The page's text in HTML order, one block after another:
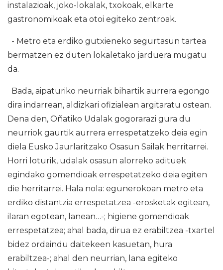
instalazioak, joko-lokalak, txokoak, elkarte
gastronomikoak eta otoi egiteko zentroak.
- Metro eta erdiko gutxieneko segurtasun tartea
bermatzen ez duten lokaletako jarduera mugatu
da.
Bada, aipaturiko neurriak bihartik aurrera egongo
dira indarrean, aldizkari ofizialean argitaratu ostean.
Dena den, Oñatiko Udalak gogorarazi gura du
neurriok gaurtik aurrera errespetatzeko deia egin
diela Eusko Jaurlaritzako Osasun Sailak herritarrei.
Horri loturik, udalak osasun alorreko adituek
egindako gomendioak errespetatzeko deia egiten
die herritarrei. Hala nola: egunerokoan metro eta
erdiko distantzia errespetatzea -erosketak egitean,
ilaran egotean, lanean…-; higiene gomendioak
errespetatzea; ahal bada, dirua ez erabiltzea -txartel
bidez ordaindu daitekeen kasuetan, hura
erabiltzea-; ahal den neurrian, lana egiteko